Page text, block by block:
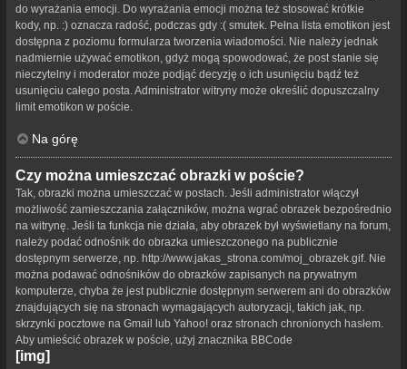
do wyrażania emocji. Do wyrażania emocji można też stosować krótkie
kody, np. :) oznacza radość, podczas gdy :( smutek. Pełna lista emotikon jest
dostępna z poziomu formularza tworzenia wiadomości. Nie należy jednak
nadmiernie używać emotikon, gdyż mogą spowodować, że post stanie się
nieczytelny i moderator może podjąć decyzję o ich usunięciu bądź też
usunięciu całego posta. Administrator witryny może określić dopuszczalny
limit emotikon w poście.
Na górę
Czy można umieszczać obrazki w poście?
Tak, obrazki można umieszczać w postach. Jeśli administrator włączył
możliwość zamieszczania załączników, można wgrać obrazek bezpośrednio
na witrynę. Jeśli ta funkcja nie działa, aby obrazek był wyświetlany na forum,
należy podać odnośnik do obrazka umieszczonego na publicznie
dostępnym serwerze, np. http://www.jakas_strona.com/moj_obrazek.gif. Nie
można podawać odnośników do obrazków zapisanych na prywatnym
komputerze, chyba że jest publicznie dostępnym serwerem ani do obrazków
znajdujących się na stronach wymagających autoryzacji, takich jak, np.
skrzynki pocztowe na Gmail lub Yahoo! oraz stronach chronionych hasłem.
Aby umieścić obrazek w poście, użyj znacznika BBCode
[img]